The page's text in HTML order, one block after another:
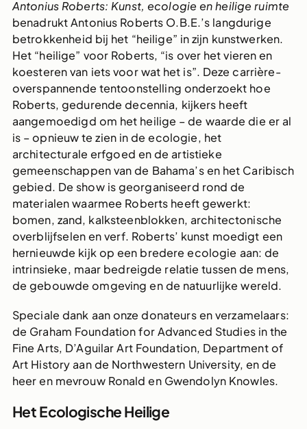
Antonius Roberts: Kunst, ecologie en heilige ruimte
benadrukt Antonius Roberts O.B.E.’s langdurige
betrokkenheid bij het “heilige” in zijn kunstwerken.
Het “heilige” voor Roberts, “is over het vieren en
koesteren van iets voor wat het is”. Deze carrière-
overspannende tentoonstelling onderzoekt hoe
Roberts, gedurende decennia, kijkers heeft
aangemoedigd om het heilige – de waarde die er al
is – opnieuw te zien in de ecologie, het
architecturale erfgoed en de artistieke
gemeenschappen van de Bahama’s en het Caribisch
gebied. De show is georganiseerd rond de
materialen waarmee Roberts heeft gewerkt:
bomen, zand, kalksteenblokken, architectonische
overblijfselen en verf. Roberts’ kunst moedigt een
hernieuwde kijk op een bredere ecologie aan: de
intrinsieke, maar bedreigde relatie tussen de mens,
de gebouwde omgeving en de natuurlijke wereld.
Speciale dank aan onze donateurs en verzamelaars:
de Graham Foundation for Advanced Studies in the
Fine Arts, D’Aguilar Art Foundation, Department of
Art History aan de Northwestern University, en de
heer en mevrouw Ronald en Gwendolyn Knowles.
Het Ecologische Heilige